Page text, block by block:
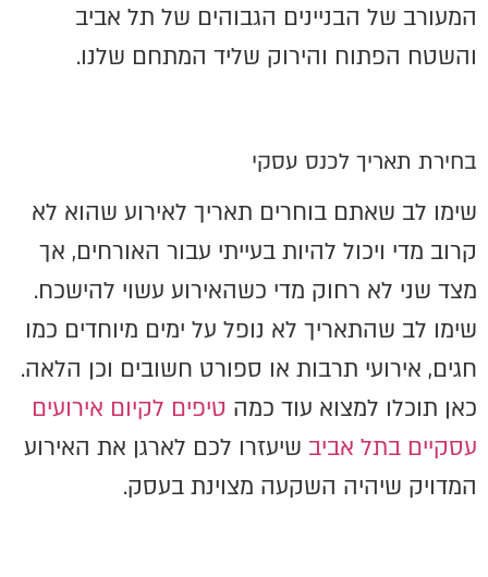
המעורב של הבניינים הגבוהים של תל אביב
והשטח הפתוח והירוק שליד המתחם שלנו.
בחירת תאריך לכנס עסקי
שימו לב שאתם בוחרים תאריך לאירוע שהוא לא
קרוב מדי ויכול להיות בעייתי עבור האורחים, אך
מצד שני לא רחוק מדי כשהאירוע עשוי להישכח.
שימו לב שהתאריך לא נופל על ימים מיוחדים כמו
חגים, אירועי תרבות או ספורט חשובים וכן הלאה.
כאן תוכלו למצוא עוד כמה טיפים לקיום אירועים
עסקיים בתל אביב שיעזרו לכם לארגן את האירוע
המדויק שיהיה השקעה מצוינת בעסק.